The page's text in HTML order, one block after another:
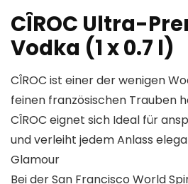
CÎROC Ultra-
Vodka (1 x 0.7 l)
CÎROC ist einer der wenigen
feinen französischen Trauben
CÎROC eignet sich Ideal für
und verleiht jedem Anlass
Glamour
Bei der San Francisco World